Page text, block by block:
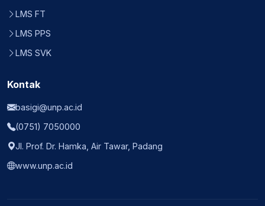
LMS FT
LMS PPS
LMS SVK
Kontak
basigi@unp.ac.id
(0751) 7050000
Jl. Prof. Dr. Hamka, Air Tawar, Padang
www.unp.ac.id